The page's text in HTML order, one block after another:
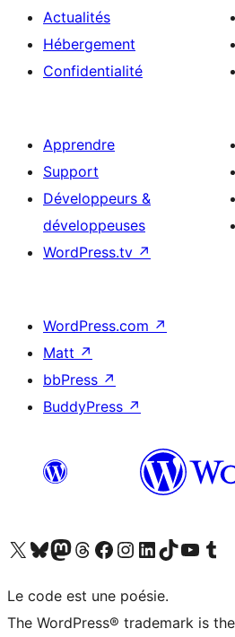
Actualités
Hébergement
Confidentialité
Apprendre
Support
Développeurs &
développeuses
WordPress.tv ↗
WordPress.com ↗
Matt ↗
bbPress ↗
BuddyPress ↗
Visitez notre compte X (précédemment Twitter)
Visiter notre compte Bluesky
Visiter notre compte Mastodon
Visiter notre compte Threads
Consulter notre compte Facebook
Consulter notre compte Instagram
Consulter notre compte LinkedIn
Visiter notre compte TokTok
Visiter notre chaîne
Visiter notre
Le code est une poésie.
The WordPress® trademark is